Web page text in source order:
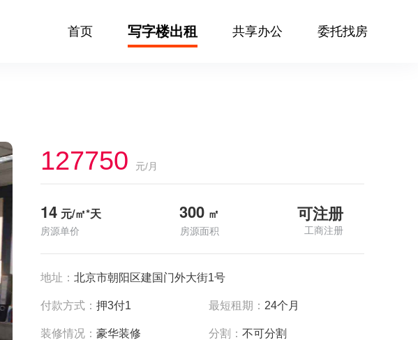
首页 写字楼出租 共享办公 委托找房
127750 元/月
14 元/㎡*天
房源单价
300 ㎡
房源面积
可注册
工商注册
地址： 北京市朝阳区建国门外大街1号
付款方式： 押3付1 最短租期： 24个月
装修情况： 豪华装修 分割：不可分割